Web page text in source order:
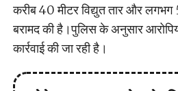
करीब 40 मीटर विद्युत तार और लगभग
बरामद की है।पुलिस के अनुसार
कार्रवाई की जा रही है।